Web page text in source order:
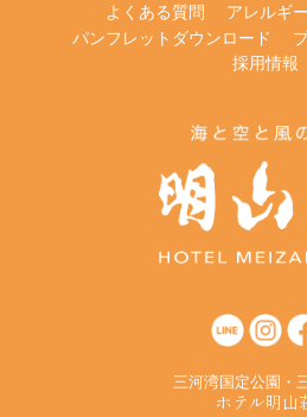
よくある質問
アレルギ
パンフレットダウンロード
採用情報
三河湾国定公園・
ホテル明山